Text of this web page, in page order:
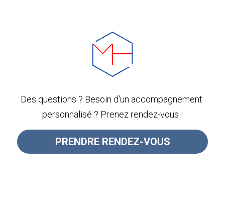
Des questions ? Besoin d'un accompagnement
personnalisé ? Prenez rendez-vous !
PRENDRE RENDEZ-VOUS